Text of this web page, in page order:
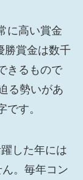
に高い賞金
勝賞金は数千
きるもので
る勢いがあ
す。
した年には
。毎年コン